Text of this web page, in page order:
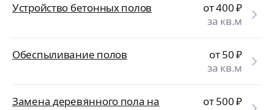
Устройство бетонных полов от 400₽
за кв.м
Обеспыливание полов от 50₽
за кв.м
Замена деревянного пола на
от 500₽